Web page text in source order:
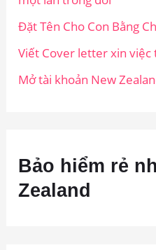
Đặt Tên Cho Con Bằng
Viết Cover letter xin việc
Mở tài khoản New
Bảo hiểm rẻ
Zealand